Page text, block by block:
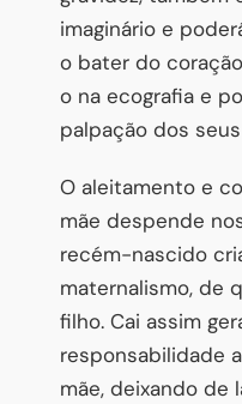
imaginário e
o bater do
o na ecografia e
palpação dos
O aleitamento e
mãe despende
recém-nascido
maternalismo, de
filho. Cai assim
responsabilidade
mãe, deixando de